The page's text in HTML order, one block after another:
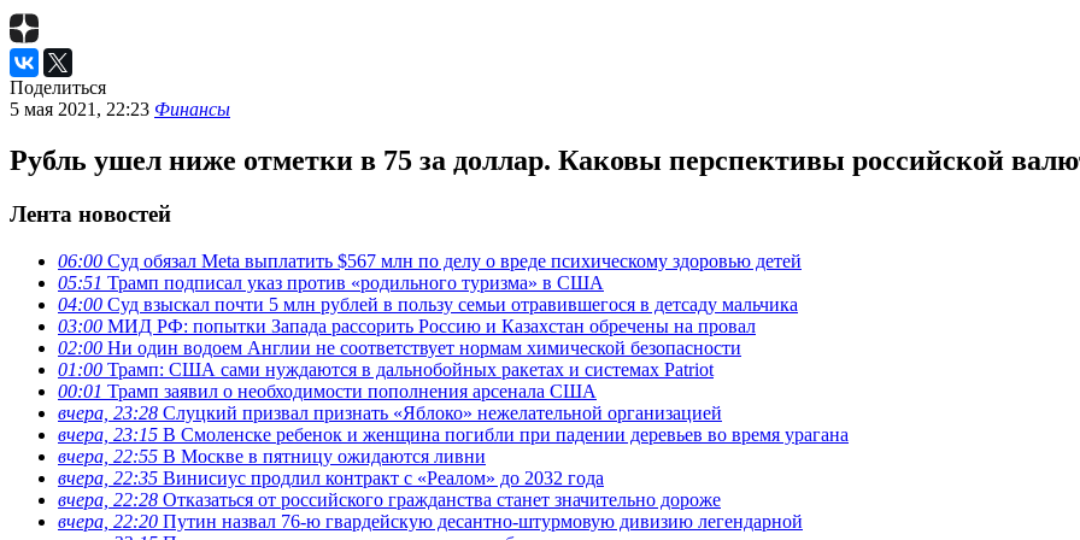
Поделиться
5 мая 2021, 22:23 Финансы
Рубль ушел ниже отметки в 75 за доллар. Каковы перспективы российской
Лента новостей
06:00 Суд обязал Meta выплатить $567 млн по делу о вреде психическому здоровью детей
05:51 Трамп подписал указ против «родильного туризма» в США
04:00 Суд взыскал почти 5 млн рублей в пользу семьи отравившегося в детсаду мальчика
03:00 МИД РФ: попытки Запада рассорить Россию и Казахстан обречены на провал
02:00 Ни один водоем Англии не соответствует нормам химической безопасности
01:00 Трамп: США сами нуждаются в дальнобойных ракетах и системах Patriot
00:01 Трамп заявил о необходимости пополнения арсенала США
вчера, 23:28 Слуцкий призвал признать «Яблоко» нежелательной организацией
вчера, 23:15 В Смоленске ребенок и женщина погибли при падении деревьев во время урагана
вчера, 22:55 В Москве в пятницу ожидаются ливни
вчера, 22:35 Винисиус продлил контракт с «Реалом» до 2032 года
вчера, 22:28 Отказаться от российского гражданства станет значительно дороже
вчера, 22:20 Путин назвал 76-ю гвардейскую десантно-штурмовую дивизию легендарной